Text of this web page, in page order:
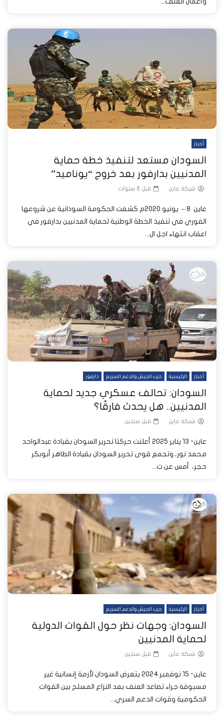
أخبار
السودان مستعد لتنفيذ خطة حماية
المدنيين بدارفور بعد خروج “يوناميد”
شبكة عاين قبل 6 سنوات
عاين 8 – يونيو 2020م كشفت الحكومة السودانية عن شروعها
الفوري في تنفيذ الخطة الوطنية لحماية المدنيين بدارفور في
اعقاب انتهاء اجل ال...
أخبار الرئيسية حرب الجيش والدعم السريع دارفور
السودان: تحالف عسكري جديد لحماية
المدنيين.. هل يحدث فارقًا؟
شبكة عاين قبل سنتين
عاين- 13 يناير 2025 أعلنت حركتا تحرير السودان بقيادة عبدالواحد
محمد نور، وتجمع قوى تحرير السودان بقيادة الطاهر أبوبكر
حجر، أمس عن ت...
أخبار الرئيسية حرب الجيش والدعم السريع
السودان: وجهات نظر حول القوات الدولية
لحماية المدنيين
شبكة عاين قبل سنتين
عاين- 15 نوفمبر 2024 يتعرض السودان لأزمة إنسانية غير
مسبوقة جراء تصاعد العنف بعد النزاع المسلح بين القوات
الحكومية وقوات الدعم السري...